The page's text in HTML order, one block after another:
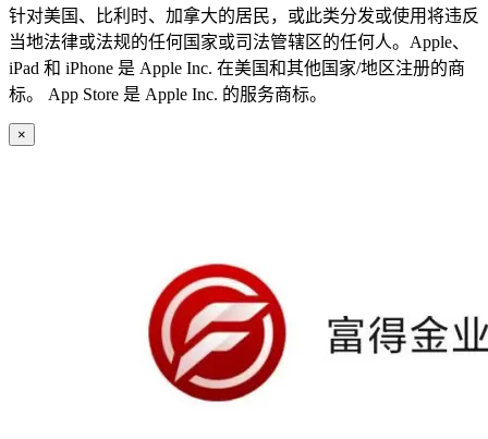
针对美国、比利时、加拿大的居民，或此类分发或使用将违反
当地法律或法规的任何国家或司法管辖区的任何人。Apple、
iPad 和 iPhone 是 Apple Inc. 在美国和其他国家/地区注册的商
标。 App Store 是 Apple Inc. 的服务商标。
×